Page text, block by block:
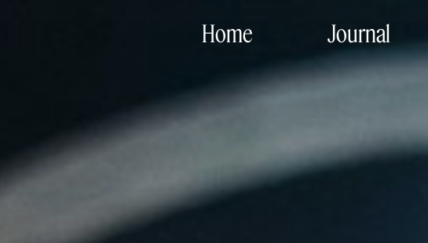
Home Journal